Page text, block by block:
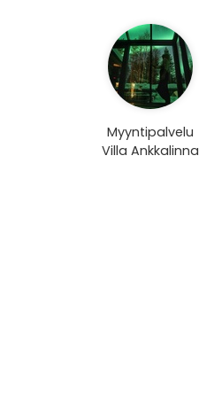
Myyntipalvelu
Villa Ankkalinna